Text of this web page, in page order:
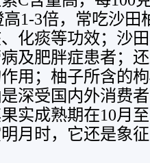
1-3倍，常吃沙田
化痰等功效；沙
及肥胖症患者；
用；柚子所含的
深受国内外消费
实成熟期在10月
月时，它还是象